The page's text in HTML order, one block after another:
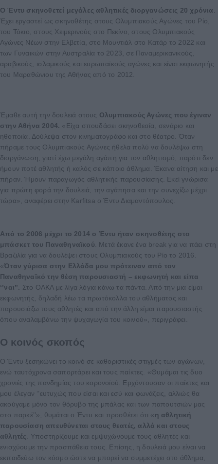
Ο Έντυ σκηνοθετεί μεγάλες αθλητικές διοργανώσεις 20 χρόνια
Έχει εργαστεί ως σκηνοθέτης στους Ολυμπιακούς Αγώνες του Ρίο,
του Τόκιο, στους Χειμερινούς στο Πεκίνο, στους Ολυμπιακούς
Αγώνες Νέων στην Ελβετία, στο Μουντιάλ στο Κατάρ το 2022 και
των Γυναικών στην Αυστραλία το 2023, σε Παναμερικανικούς,
αραβικούς, ισλαμικούς και ευρωπαϊκούς αγώνες και είναι εκφωνητής
του Μαραθώνιου της Αθήνας από το 2012.
Έμαθε αυτή την δουλειά στους Ολυμπιακούς Αγώνες που έγιναν
στην Αθήνα 2004. «Είχα σπουδάσει σκηνοθεσία, σενάριο και
ηθοποιία. Δούλεψα στον κινηματογράφο και στο θέατρο. Όταν
πήραμε τους Ολυμπιακούς Αγώνες ήθελα πολύ να δουλέψω στη
διοργάνωση, γιατί έχω μεγάλη αγάπη για τον αθλητισμό, παρότι δεν
ήμουν ποτέ αθλητής ή καλός σε κάποιο άθλημα. Έκανα αίτηση και με
πήραν. Ήμουν παραγωγός αθλητικής παρουσίασης. Εκεί γνώρισα
για πρώτη φορά την δουλειά, την αγάπησα και την συνεχίζω μέχρι
τώρα», αναφέρει στην Karfitsa ο Έντυ Διαμαντόπουλος.
Από το 2006 μέχρι το 2014 ο Έντυ ήταν σκηνοθέτης στο
μπάσκετ του Παναθηναϊκού . Μετά έκανε ένα break για να πάει στη
Βραζιλία για να δουλέψει στους Ολυμπιακούς του Ρίο το 2016.
«Όταν γύρισα στην Ελλάδα μου πρότειναν από τον
Παναθηναϊκό την θέση παρουσιαστή – εκφωνητή και είπα
‘’ναι’’. Στο ΟΑΚΑ με λίγα λόγια κάνω τα πάντα. Από την μια είμαι
εκφωνητής, δηλαδή λέω τα πρωτόκολλα του αθλήματος και
παρουσιάζω τους αθλητές και από την άλλη είμαι παρουσιαστής
όπου αναλαμβάνω την ψυχαγωγία του κοινού», περιγράφει.
Ο κοινός σκοπός
Ο Έντυ ξεσηκώνει το κοινό σε καθοριστικές στιγμές των αγώνων,
ενώ ταυτόχρονα σαπορτάρει και τους παίκτες. «Θυμάμαι τις δυο
χρονιές της πανδημίας του κορονοϊού. Ερχόντουσαν οι παίκτες και
μου έλεγαν ‘’ευτυχώς που είσαι και εσύ και φωνάζεις, αλλιώς θα
ακούγαμε μόνο τον θόρυβο της μπάλας και των παπουτσιών μας
στο παρκέ’’», θυμάται ο Έντυ και προσθέτει ότι «η αθλητική
παρουσίαση απευθύνεται στους θεατές, αλλά και στους
αθλητές . Υποστηρίζουμε και εμψυχώνουμε τους αθλητές και
ενισχύουμε την προσπάθεια τους. Επίσης, η δουλειά μου είναι να
εκπαιδεύω τον κόσμο ώστε να μπορεί να συμμετέχει στο άθλημα,